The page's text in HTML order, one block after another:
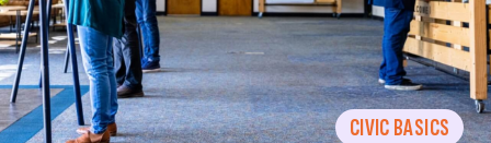
CIVIC BASICS